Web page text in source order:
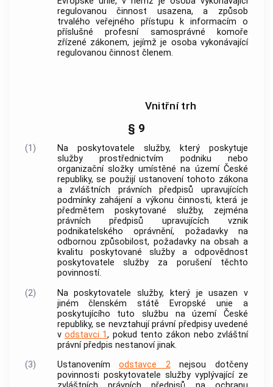
regulovanou činnost usazena, a způsob
trvalého veřejného přístupu k informacím o
příslušné profesní samosprávné komoře
zřízené zákonem, jejímž je osoba vykonávající
regulovanou činnost členem.
Vnitřní trh
§ 9
(1) Na poskytovatele služby, který poskytuje
služby prostřednictvím podniku nebo
organizační složky umístěné na území České
republiky, se použijí ustanovení tohoto zákona
a zvláštních právních předpisů upravujících
podmínky zahájení a výkonu činnosti, která je
předmětem poskytované služby, zejména
právních předpisů upravujících vznik
podnikatelského oprávnění, požadavky na
odbornou způsobilost, požadavky na obsah a
kvalitu poskytované služby a odpovědnost
poskytovatele služby za porušení těchto
povinností.
(2)
Naposkytovatele služby, který je usazen v
jiném členském státě Evropské unie a
poskytujícího tuto službu na území České
republiky, se nevztahují právní předpisy uvedené
v odstavci 1, pokud tento zákon nebo zvláštní
právní předpis nestanoví jinak.
(3)
Ustanovenímodstavce 2nejsou dotčeny
povinnosti poskytovatele službyvyplývající ze